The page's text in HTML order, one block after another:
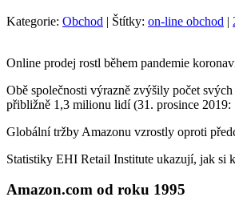
Kategorie: Obchod | Štítky: on-line obchod |
Online prodej rostl během pandemie
Obě společnosti výrazně zvýšily počet
přibližně 1,3 milionu lidí (31. prosince 2019:
Globální tržby Amazonu vzrostly oproti
Statistiky EHI Retail Institute ukazují, jak si
Amazon.com od roku 1995